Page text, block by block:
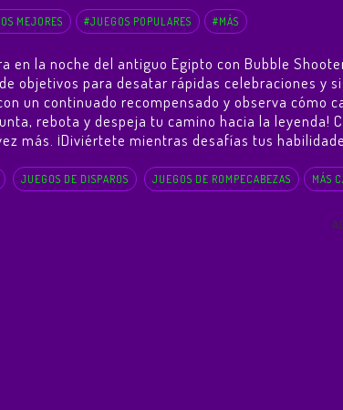
MEJORES #JUEGOS POPULARES #MÁS
en la noche del antiguo Egipto con Bubble
objetivos para desatar rápidas celebraciones y
un continuado recompensado y observa cómo
rebota y despeja tu camino hacia la
más. ¡Diviértete mientras desafías tus
JUEGOS DE DISPAROS JUEGOS DE ROMPECABEZAS MÁS